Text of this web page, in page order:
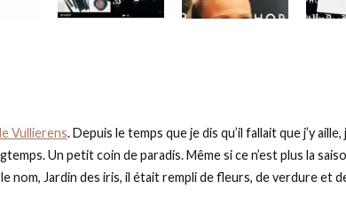
Vullierens. Depuis le temps que je dis qu’il fallait que j’y aille,
Un petit coin de paradis. Même si ce n’est plus la
nom, Jardin des iris, il était rempli de fleurs, de verdure et